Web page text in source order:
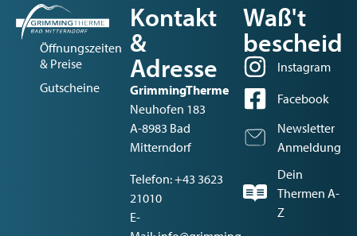
Öffnungszeiten
& Preise
Gutscheine
Kontakt
&
Adresse
GrimmingTherme
Neuhofen 183
A-8983 Bad
Mitterndorf
Telefon:+43 3623
21010
E-
Waß't
bescheid
Instagram
Facebook
Newsletter
Anmeldung
Dein
Thermen A-
Z